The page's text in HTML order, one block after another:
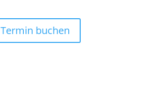
Termin buchen